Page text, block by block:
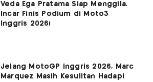
Veda Ega Pratama Siap Menggila,
Incar Finis Podium di Moto3
Inggris 2026!
Jelang MotoGP Inggris 2026, Marc
Marquez Masih Kesulitan Hadapi